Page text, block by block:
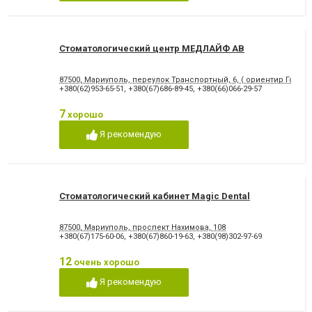
Удаление постоянного зуба
Фторирование зубов и
восстановление эмали
реставрация зубов
Шинирование зубов
Элайнеры
Стоматологический центр МЕДЛАЙФ АВ
87500, Мариуполь, переулок Транспортный, 6, ( ориентир
+380(62)953-65-51 , +380(67)686-89-45, +380(66)066-29-57
7 хорошо
Я рекомендую
Стоматологический кабинет Magic Dental
87500, Мариуполь, проспект Нахимова, 108
+380(67)175-60-06, +380(67)860-19-63, +380(98)302-97-69
12 очень хорошо
Я рекомендую